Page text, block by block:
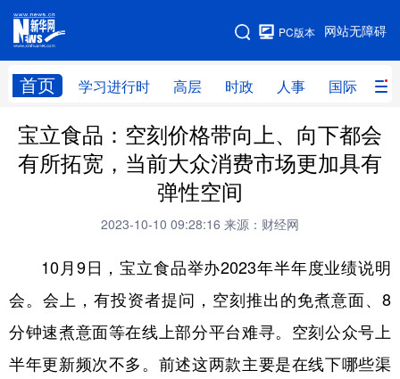
网站无障碍
PC版本
首页 学习进行时 高层 时政 人事 国际 财
网站地图
学习进行时 高层 时政 人事
国际 财经 网评 港澳
法律 中央文件 金融 汽车
宝立食品：空刻价格带向上、向下都会
有所拓宽，当前大众消费市场更加具有
弹性空间
2023-10-10 09:28:16 来源：财经网
10月9日，宝立食品举办2023年半年度业绩说明
会。会上，有投资者提问，空刻推出的免煮意面、8
分钟速煮意面等在线上部分平台难寻。空刻公众号上
半年更新频次不多。前述这两款主要是在线下哪些渠